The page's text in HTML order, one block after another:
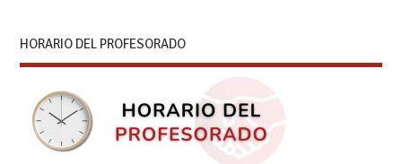
HORARIO DEL PROFESORADO